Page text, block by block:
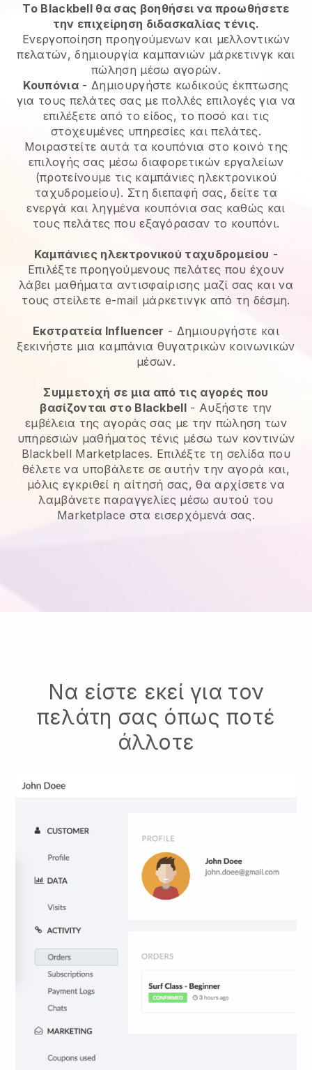
Το Blackbell θα σας βοηθήσει να προωθήσετε
την επιχείρηση διδασκαλίας τένις.
Ενεργοποίηση προηγούμενων και μελλοντικών
πελατών, δημιουργία καμπανιών μάρκετινγκ και
πώληση μέσω αγορών.
Κουπόνια - Δημιουργήστε κωδικούς έκπτωσης
για τους πελάτες σας με πολλές επιλογές για να
επιλέξετε από το είδος, το ποσό και τις
στοχευμένες υπηρεσίες και πελάτες.
Μοιραστείτε αυτά τα κουπόνια στο κοινό της
επιλογής σας μέσω διαφορετικών εργαλείων
(προτείνουμε τις καμπάνιες ηλεκτρονικού
ταχυδρομείου). Στη διεπαφή σας, δείτε τα
ενεργά και ληγμένα κουπόνια σας καθώς και
τους πελάτες που εξαγόρασαν το κουπόνι.
Καμπάνιες ηλεκτρονικού ταχυδρομείου -
Επιλέξτε προηγούμενους πελάτες που έχουν
λάβει μαθήματα αντισφαίρισης μαζί σας και να
τους στείλετε e-mail μάρκετινγκ από τη δέσμη.
Εκστρατεία Influencer - Δημιουργήστε και
ξεκινήστε μια καμπάνια θυγατρικών κοινωνικών
μέσων.
Συμμετοχή σε μια από τις αγορές που
βασίζονται στο Blackbell - Αυξήστε την
εμβέλεια της αγοράς σας με την πώληση των
υπηρεσιών μαθήματος τένις μέσω των κοντινών
Blackbell Marketplaces. Επιλέξτε τη σελίδα που
θέλετε να υποβάλετε σε αυτήν την αγορά και,
μόλις εγκριθεί η αίτησή σας, θα αρχίσετε να
λαμβάνετε παραγγελίες μέσω αυτού του
Marketplace στα εισερχόμενά σας.
Να είστε εκεί για τον
πελάτη σας όπως ποτέ
άλλοτε